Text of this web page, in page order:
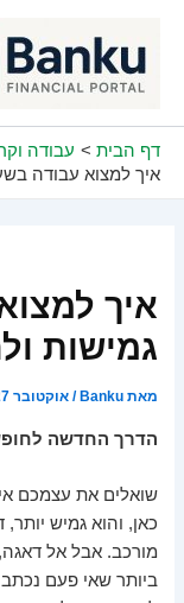
דף הבית
עבודה
איך למצוא עבודה
איך
גמישות
מאתBanku
/אוקטובר 27, 2025
הדרך החדשה
שואלים את עצמכם
כאן, והוא גמיש יותר,
מורכב. אבל אל
ביותר שאי פעם